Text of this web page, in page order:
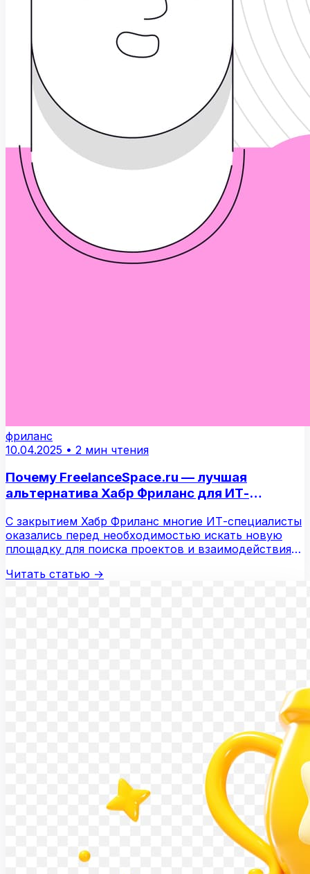
фриланс
10.04.2025 • 2 мин чтения
Почему FreelanceSpace.ru — лучшая
альтернатива Хабр Фриланс для ИТ-
С закрытием Хабр Фриланс многие ИТ-специалисты
оказались перед необходимостью искать новую
площадку для поиска проектов и взаимодействия
Читать статью →